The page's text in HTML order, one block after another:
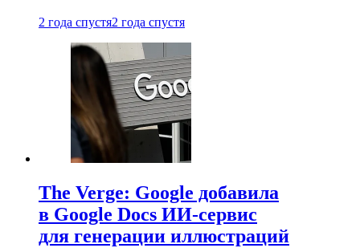
2 года спустя2 года спустя
The Verge: Google добавила
в Google Docs ИИ-сервис
для генерации иллюстраций